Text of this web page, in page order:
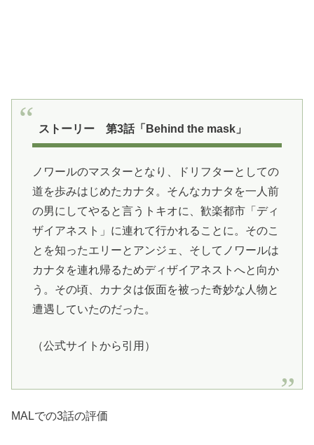
ストーリー 第3話「Behind the mask」
ノワールのマスターとなり、ドリフターとしての
道を歩みはじめたカナタ。そんなカナタを一人前
の男にしてやると言うトキオに、歓楽都市「ディ
ザイアネスト」に連れて行かれることに。そのこ
とを知ったエリーとアンジェ、そしてノワールは
カナタを連れ帰るためディザイアネストへと向か
う。その頃、カナタは仮面を被った奇妙な人物と
遭遇していたのだった。
（公式サイトから引用）
MALでの3話の評価